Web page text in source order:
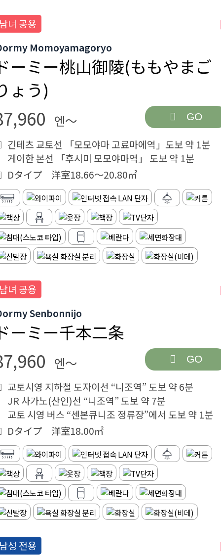
녀 공용
Momoyamagoryo
ーミー桃山御陵(ももやまご
ょう)
엔～ GO
긴테츠 교토선 「모모야마 고료마에역」도보 약 1분
게이한 본선 「후시미 모모야마역」 도보 약 1분
Dタイプ 洋室18.66～20.80㎡
녀 공용
Senbonnijo
ーミー千本二条
엔～ GO
교토시영 지하철 도자이선 “니조역” 도보 약 6분
JR 사가노(산인)선 “니조역” 도보 약 7분
교토 시영 버스 “센본큐니조 정류장”에서 도보 약 1분
Dタイプ 洋室18.00㎡
성 전용